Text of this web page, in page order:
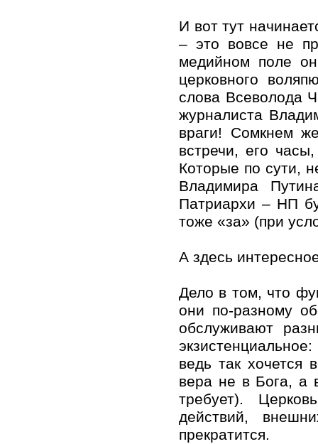
И вот тут
– это вовсе не
медийном поле
церковного
слова Всеволода
журналиста
враги! Сомкнем
встречи, его
Которые по сути,
Владимира
Патриархи – НП
тоже «за» (при
А здесь
Дело в том, что
они по-разному
обслуживают
ведь так хочется
вера не в Бога, а
требует).
действий,
прекратится.